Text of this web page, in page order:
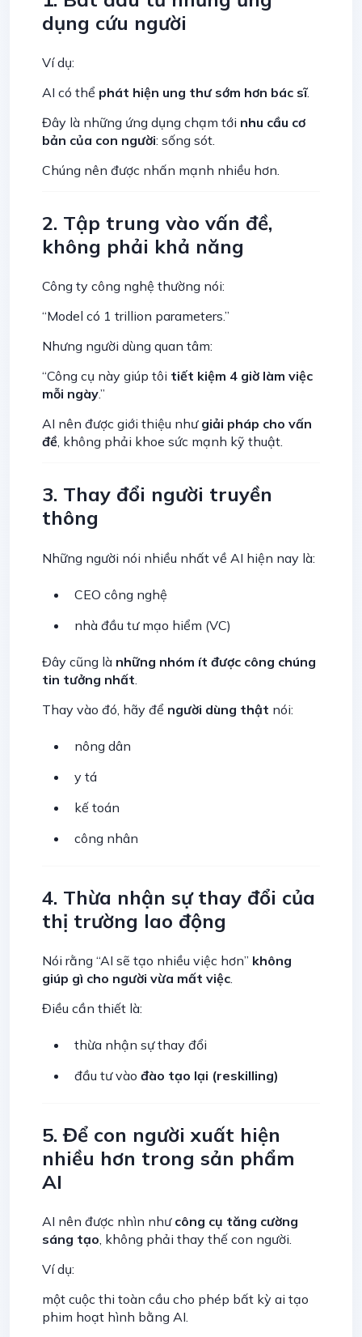
dụng cứu người
Ví dụ:
AI có thể phát hiện ung thư sớm hơn bác sĩ.
Đây là những ứng dụng chạm tới nhu cầu cơ
bản của con người: sống sót.
Chúng nên được nhấn mạnh nhiều hơn.
2. Tập trung vào vấn đề,
không phải khả năng
Công ty công nghệ thường nói:
“Model có 1 trillion parameters.”
Nhưng người dùng quan tâm:
“Công cụ này giúp tôi tiết kiệm 4 giờ làm việc
mỗi ngày.”
AI nên được giới thiệu như giải pháp cho vấn
đề, không phải khoe sức mạnh kỹ thuật.
3. Thay đổi người truyền
thông
Những người nói nhiều nhất về AI hiện nay là:
CEO công nghệ
nhà đầu tư mạo hiểm (VC)
Đây cũng là những nhóm ít được công chúng
tin tưởng nhất
Thay vào đó, hãy để người dùng thật nói:
nông dân
y tá
kế toán
công nhân
4. Thừa nhận sự thay đổi của
thị trường lao động
Nói rằng “AI sẽ tạo nhiều việc hơn” không
giúp gì cho người vừa mất việc
Điều cần thiết là:
thừa nhận sự thay đổi
đầu tư vào đào tạo lại (reskilling)
5. Để con người xuất hiện
nhiều hơn trong sản phẩm
AI
AI nên được nhìn như công cụ tăng cường
sáng tạo , không phải thay thế con người.
Ví dụ:
một cuộc thi toàn cầu cho phép bất kỳ ai tạo
phim hoạt hình bằng AI.